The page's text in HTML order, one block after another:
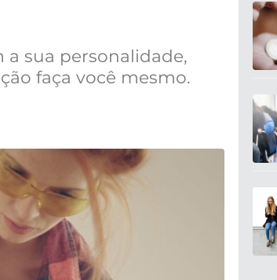
sua personalidade,
faça você mesmo.